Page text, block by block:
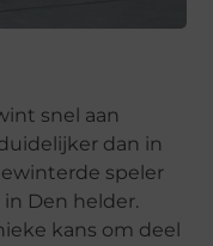
snel aan
dan in
speler
Den helder.
kans om deel